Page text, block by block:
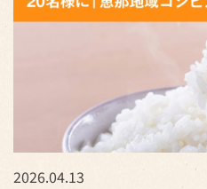
2026.04.13